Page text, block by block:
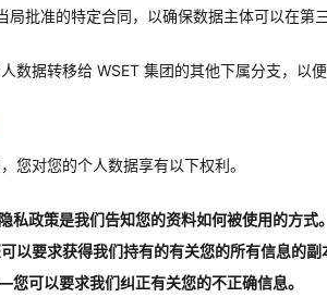
局批准的特定合同，以确保数据主体可以在第
数据转移给 WSET 集团的其他下属分支，以
您对您的个人数据享有以下权利。
私政策是我们告知您的资料如何被使用的方式。
以要求获得我们持有的有关您的所有信息的
您可以要求我们纠正有关您的不正确信息。